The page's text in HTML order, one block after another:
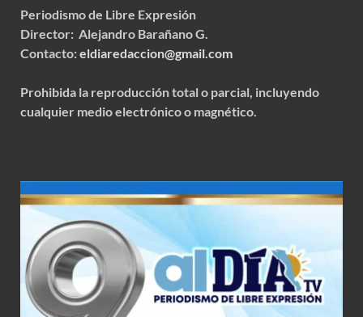
Periodismo de Libre Expresión
Director: Alejandro Barañano G.
Contacto:eldiaredaccion@gmail.com
Prohibida la reproducción total o parcial, incluyendo
cualquier medio electrónico o magnético.